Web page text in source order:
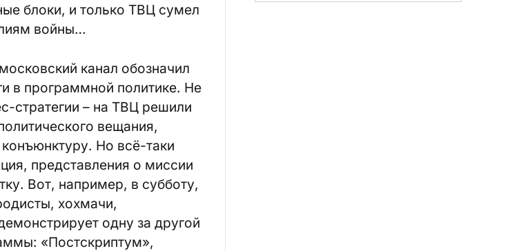
блоки, и только ТВЦ сумел
войны…
канал обозначил
в программной политике. Не
стратегии – на ТВЦ решили
вещания,
Но всё-таки
представления о миссии
Вот, например, в субботу,
хохмачи,
одну за другой
«Пост­скриптум»,